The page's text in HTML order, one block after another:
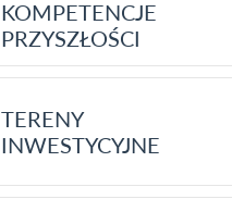
KOMPETENCJE
PRZYSZŁOŚCI
TERENY
INWESTYCYJNE